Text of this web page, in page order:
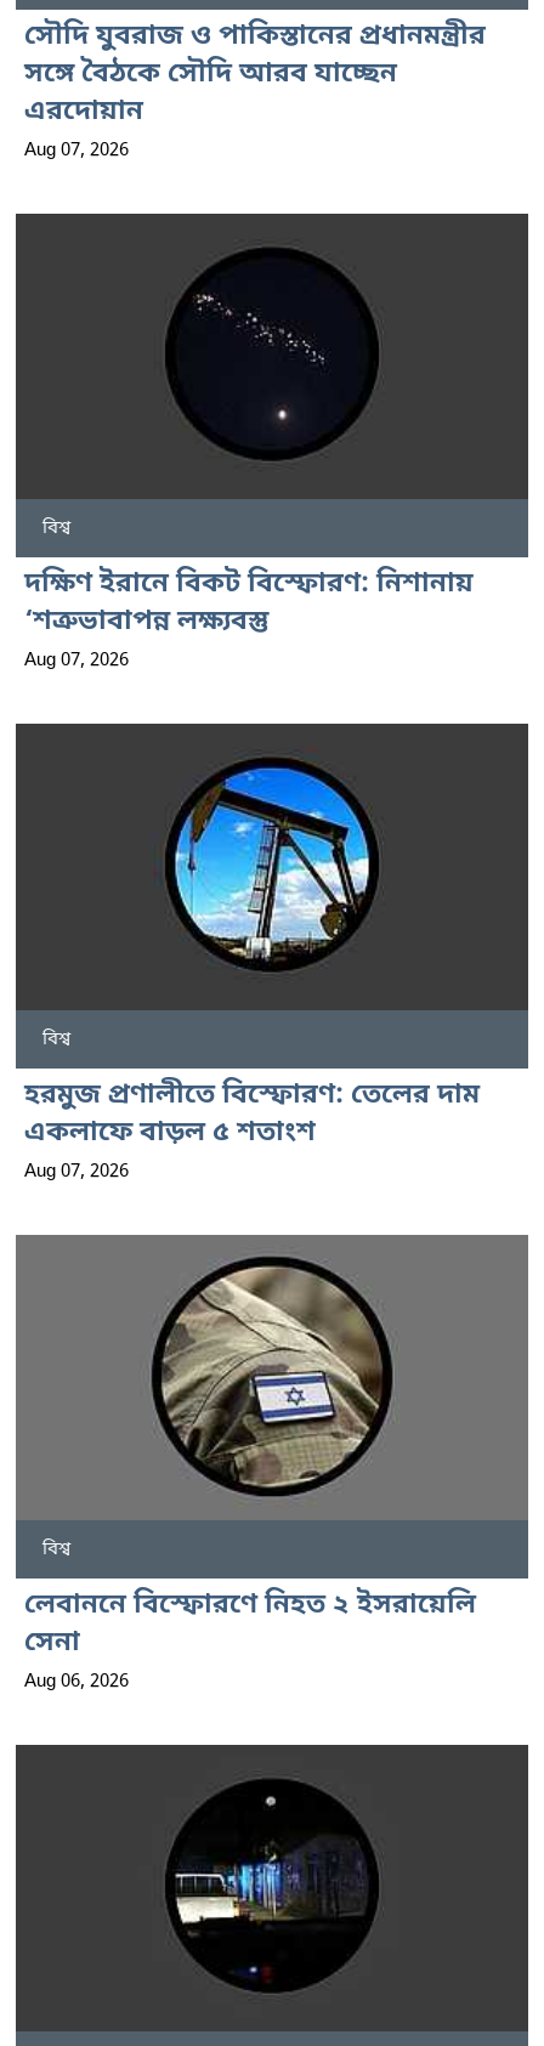
সৌদি যুবরাজ ও পাকিস্তানের প্রধানমন্ত্রীর
সঙ্গে বৈঠকে সৌদি আরব যাচ্ছেন
এরদোয়ান
Aug 07, 2026
বিশ্ব
দক্ষিণ ইরানে বিকট বিস্ফোরণ: নিশানায়
‘শত্রুভাবাপন্ন লক্ষ্যবস্তু
Aug 07, 2026
বিশ্ব
হরমুজ প্রণালীতে বিস্ফোরণ: তেলের দাম
একলাফে বাড়ল ৫ শতাংশ
Aug 07, 2026
বিশ্ব
লেবাননে বিস্ফোরণে নিহত ২ ইসরায়েলি
সেনা
Aug 06, 2026